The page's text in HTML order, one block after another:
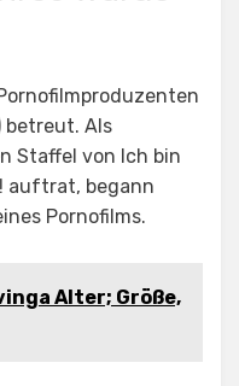
betreut. Als
Staffel von Ich bin
auftrat, begann
Pornofilms.
Alter; Größe,